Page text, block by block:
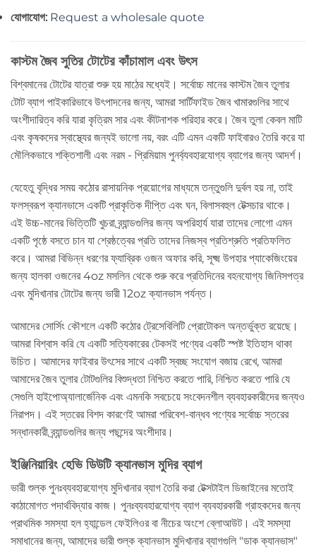
যোগাযোগ: Request a wholesale quote
কাস্টম জৈব সুতির টোটের কাঁচামাল এবং উৎস
বিশ্বমানের টোটের যাত্রা শুরু হয় মাঠের মধ্যেই। সর্বোচ্চ মানের কাস্টম জৈব তুলার
টোট ব্যাগ পাইকারিভাবে উৎপাদনের জন্য, আমরা সার্টিফাইড জৈব খামারগুলির সাথে
অংশীদারিত্ব করি যারা কৃত্রিম সার এবং কীটনাশক পরিহার করে। জৈব তুলা কেবল মাটি
এবং কৃষকদের স্বাস্থ্যের জন্যই ভালো নয়, বরং এটি এমন একটি ফাইবারও তৈরি করে যা
মৌলিকভাবে শক্তিশালী এবং নরম - প্রিমিয়াম পুনর্ব্যবহারযোগ্য ব্যাগের জন্য আদর্শ।
যেহেতু বৃদ্ধির সময় কঠোর রাসায়নিক প্রয়োগের মাধ্যমে তন্তুগুলি দুর্বল হয় না, তাই
ফলস্বরূপ ক্যানভাসে একটি প্রাকৃতিক দীপ্তি এবং ঘন, বিলাসবহুল টেক্সচার থাকে।
এই উচ্চ-মানের ভিত্তিটি খুচরা ব্র্যান্ডগুলির জন্য অপরিহার্য যারা তাদের লোগো এমন
একটি পৃষ্ঠে বসতে চান যা শ্রেষ্ঠত্বের প্রতি তাদের নিজস্ব প্রতিশ্রুতি প্রতিফলিত
করে। আমরা বিভিন্ন ধরণের ফ্যাব্রিক ওজন অফার করি, সূক্ষ্ম উপহার প্যাকেজিংয়ের
জন্য হালকা ওজনের 4oz মসলিন থেকে শুরু করে প্রতিদিনের বহনযোগ্য জিনিসপত্র
এবং মুদিখানার টোটের জন্য ভারী 12oz ক্যানভাস পর্যন্ত।
আমাদের সোর্সিং কৌশলে একটি কঠোর ট্রেসেবিলিটি প্রোটোকল অন্তর্ভুক্ত রয়েছে।
আমরা বিশ্বাস করি যে একটি সত্যিকারের টেকসই পণ্যের একটি স্পষ্ট ইতিহাস থাকা
উচিত। আমাদের ফাইবার উৎসের সাথে একটি স্বচ্ছ সংযোগ বজায় রেখে, আমরা
আমাদের জৈব তুলার টোটগুলির বিশুদ্ধতা নিশ্চিত করতে পারি, নিশ্চিত করতে পারি যে
সেগুলি হাইপোঅ্যালার্জেনিক এবং এমনকি সবচেয়ে সংবেদনশীল ব্যবহারকারীদের জন্যও
নিরাপদ। এই স্তরের বিশদ কারণেই আমরা পরিবেশ-বান্ধব পণ্যের সর্বোচ্চ স্তরের
সন্ধানকারী ব্র্যান্ডগুলির জন্য পছন্দের অংশীদার।
ইঞ্জিনিয়ারিং হেভি ডিউটি ​​ক্যানভাস মুদির ব্যাগ
ভারী শুল্ক পুনঃব্যবহারযোগ্য মুদিখানার ব্যাগ তৈরি করা টেক্সটাইল ডিজাইনের মতোই
কাঠামোগত পদার্থবিদ্যার কাজ। পুনঃব্যবহারযোগ্য ব্যাগ ব্যবহারকারী গ্রাহকদের জন্য
প্রাথমিক সমস্যা হল হ্যান্ডেল ফেইলিওর বা নীচের অংশে ব্লোআউট। এই সমস্যা
সমাধানের জন্য, আমাদের ভারী শুল্ক ক্যানভাস মুদিখানার ব্যাগগুলি "ডাক ক্যানভাস"